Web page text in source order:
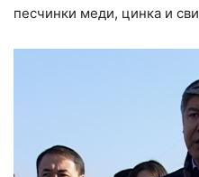
песчинки меди, цинка и